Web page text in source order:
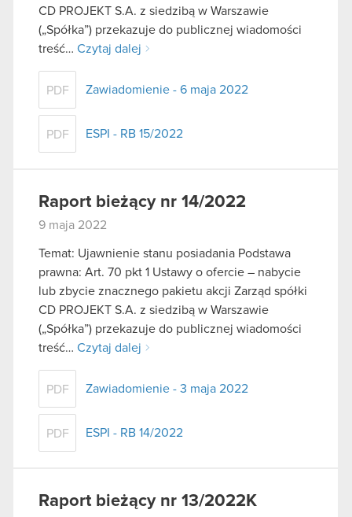
CD PROJEKT S.A. z siedzibą w Warszawie
(„Spółka”) przekazuje do publicznej wiadomości
treść… Czytaj dalej
PDF Zawiadomienie - 6 maja 2022
PDF ESPI - RB 15/2022
Raport bieżący nr 14/2022
9 maja 2022
Temat: Ujawnienie stanu posiadania Podstawa
prawna: Art. 70 pkt 1 Ustawy o ofercie – nabycie
lub zbycie znacznego pakietu akcji Zarząd spółki
CD PROJEKT S.A. z siedzibą w Warszawie
(„Spółka”) przekazuje do publicznej wiadomości
treść… Czytaj dalej
PDF Zawiadomienie - 3 maja 2022
PDF ESPI - RB 14/2022
Raport bieżący nr 13/2022K